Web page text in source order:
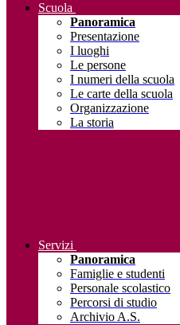
Scuola
Panoramica
Presentazione
I luoghi
Le persone
I numeri della scuola
Le carte della scuola
Organizzazione
La storia
Servizi
Panoramica
Famiglie e studenti
Personale scolastico
Percorsi di studio
Archivio A.S.